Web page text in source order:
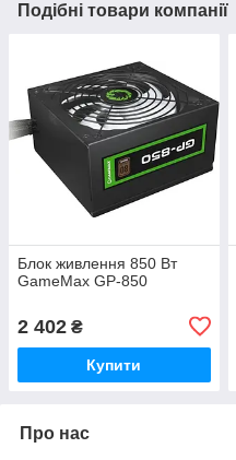
Подібні товари компанії
Блок живлення 850 Вт
GameMax GP-850
2 402 ₴
Купити
Про нас